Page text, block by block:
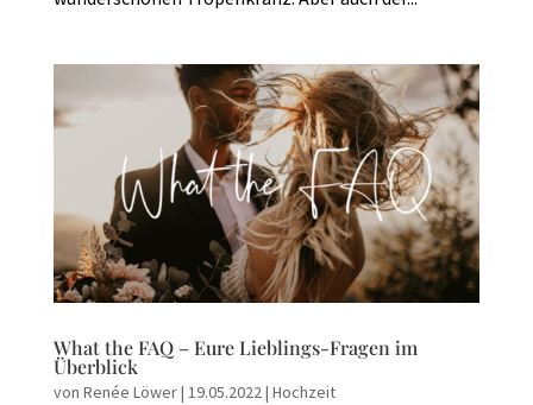
What the FAQ – Eure Lieblings-Fragen im
Überblick
von Renée Löwer| 19.05.2022| Hochzeit